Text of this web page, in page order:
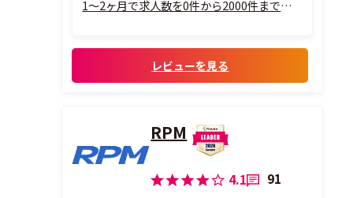
1～2ヶ月で求人数を0件から2000件まで増
在宅勤務のスタッフも複数名在籍していま
すが、求人管理ページも複雑な仕組みがな
レビューを見る
RPM
4.1 91